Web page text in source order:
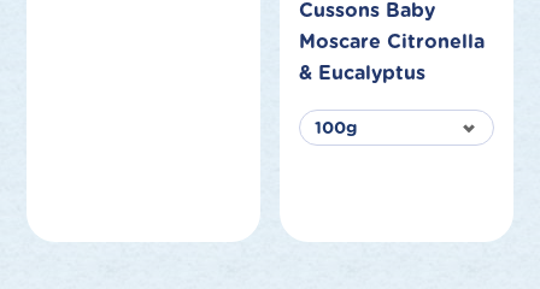
Cussons Baby
Moscare Citronella
& Eucalyptus